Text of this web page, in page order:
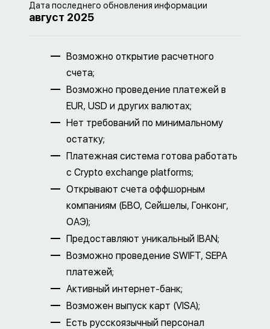
Дата последнего обновления информации
август 2025
Возможно открытие расчетного
счета;
Возможно проведение платежей в
EUR, USD и других валютах;
Нет требований по минимальному
остатку;
Платежная система готова работать
с Crypto exchange platforms;
Открывают счета оффшорным
компаниям (БВО, Сейшелы, Гонконг,
ОАЭ);
Предоставляют уникальный IBAN;
Возможно проведение SWIFT, SEPA
платежей;
Активный интернет-банк;
Возможен выпуск карт (VISA);
Есть русскоязычный персонал